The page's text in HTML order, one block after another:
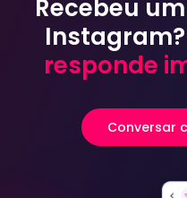
Recebeu
responde
Conversar